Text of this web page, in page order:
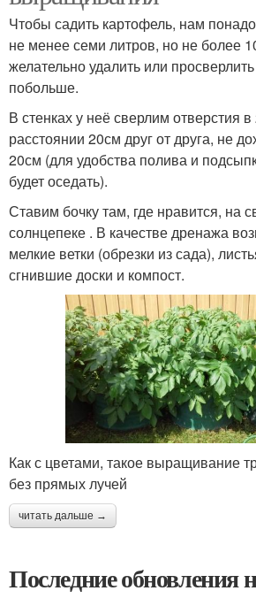
Чтобы садить картофель, нам
не менее семи литров, но не более
желательно удалить или
побольше.
В стенках у неё сверлим отверстия
расстоянии 20см друг от друга, не
20см (для удобства полива и
будет оседать).
Ставим бочку там, где нравится, на
солнцепеке . В качестве дренажа
мелкие ветки (обрезки из сада),
сгнившие доски и компост.
Как с цветами, такое выращивание
без прямых лучей
читать дальше →
Последние обновления